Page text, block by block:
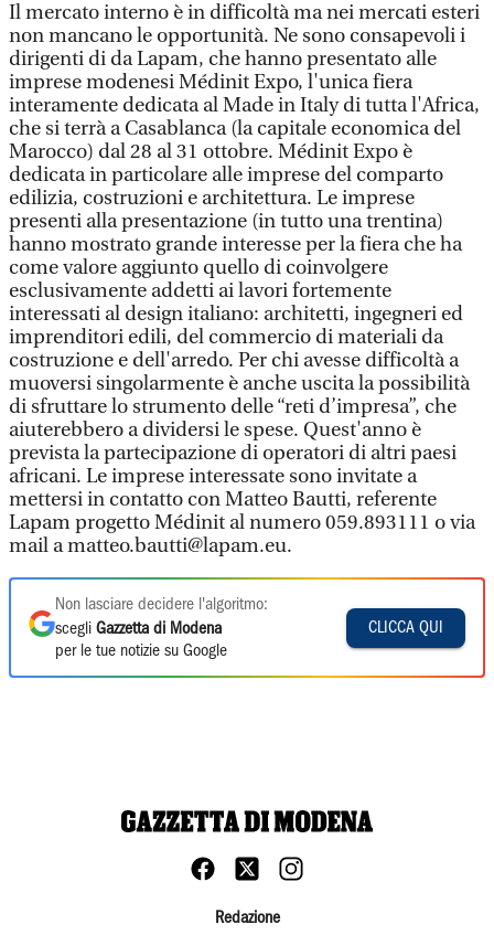
Il mercato interno è in difficoltà ma nei mercati esteri
non mancano le opportunità. Ne sono consapevoli i
dirigenti di da Lapam, che hanno presentato alle
imprese modenesi Médinit Expo, l'unica fiera
interamente dedicata al Made in Italy di tutta l'Africa,
che si terrà a Casablanca (la capitale economica del
Marocco) dal 28 al 31 ottobre. Médinit Expo è
dedicata in particolare alle imprese del comparto
edilizia, costruzioni e architettura. Le imprese
presenti alla presentazione (in tutto una trentina)
hanno mostrato grande interesse per la fiera che ha
come valore aggiunto quello di coinvolgere
esclusivamente addetti ai lavori fortemente
interessati al design italiano: architetti, ingegneri ed
imprenditori edili, del commercio di materiali da
costruzione e dell'arredo. Per chi avesse difficoltà a
muoversi singolarmente è anche uscita la possibilità
di sfruttare lo strumento delle “reti d’impresa”, che
aiuterebbero a dividersi le spese. Quest'anno è
prevista la partecipazione di operatori di altri paesi
africani. Le imprese interessate sono invitate a
mettersi in contatto con Matteo Bautti, referente
Lapam progetto Médinit al numero 059.893111 o via
mail a matteo.bautti@lapam.eu.
Non lasciare decidere l'algoritmo:
scegli Gazzetta di Modena
per le tue notizie su Google
CLICCA QUI
Redazione